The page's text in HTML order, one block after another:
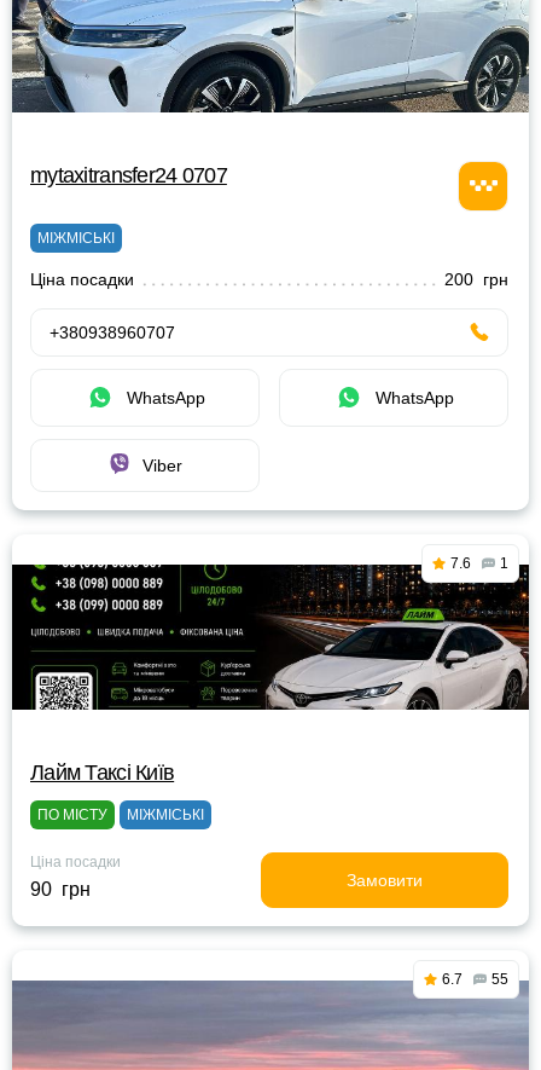
mytaxitransfer24 0707
МІЖМІСЬКІ
Ціна посадки 200 грн
+380938960707
WhatsApp WhatsApp
Viber
7.6 1
Лайм Таксі Київ
ПО МІСТУ МІЖМІСЬКІ
Ціна посадки
90 грн Замовити
6.7 55